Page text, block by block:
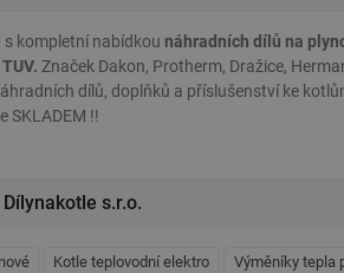
kompletní nabídkou náhradních dílů na
Značek Dakon, Protherm, Dražice,
dílů, doplňků a příslušenství ke
SKLADEM !!
s.r.o.
Kotle teplovodní elektro Výměníky tepla